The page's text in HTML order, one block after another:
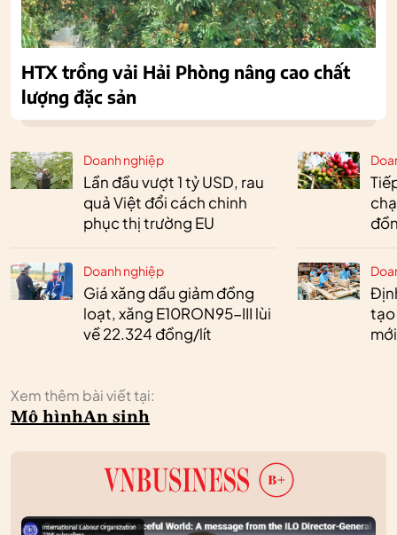
Doanh nghiệp
Lần đầu vượt 1 tỷ USD, rau
quả Việt đổi cách chinh
phục thị trường EU
Doanh nghiệp
Giá xăng dầu giảm đồng
loạt, xăng E10RON95-III lùi
về 22.324 đồng/lít
tạo
Xem thêm bài viết tại:
Mô hìnhAn sinh
HTX trồng vải Hải Phòng nâng cao chất
lượng đặc sản